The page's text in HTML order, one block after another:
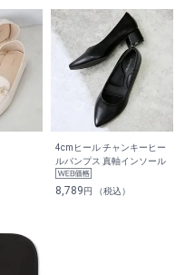
4cmヒール チャンキーヒー
ルパンプス 真軸インソール
8,789円 （税込）